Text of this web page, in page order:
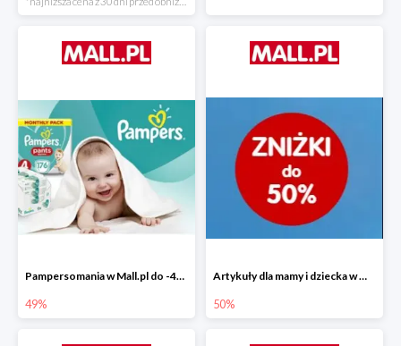
Pampersomania w Mall.pl do -49%
49%
Artykuły dla mamy i dziecka w Mall.pl do -50%
50%